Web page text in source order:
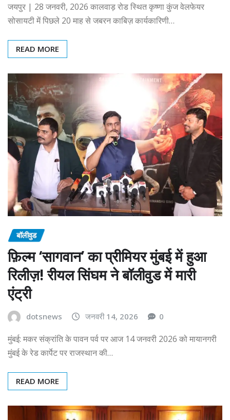
जयपुर | 28 जनवरी, 2026 कालवाड़ रोड स्थित कृष्णा कुंज वेलफेयर
सोसायटी में पिछले 20 माह से जबरन काबिज़ कार्यकारिणी…
READ MORE
बॉलीवुड
फ़िल्म ‘सागवान’ का प्रीमियर मुंबई में हुआ
रिलीज़! रीयल सिंघम ने बॉलीवुड में मारी
एंट्री
dotsnews जनवरी 14, 2026 0
मुंबई: मकर संक्रांति के पावन पर्व पर आज 14 जनवरी 2026 को मायानगरी
मुंबई के रेड कार्पेट पर राजस्थान की…
READ MORE